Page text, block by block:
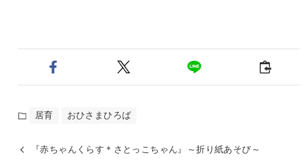
居育 おひさまひろば
『赤ちゃんくらす＊さとっこちゃん』～折り紙あそび～